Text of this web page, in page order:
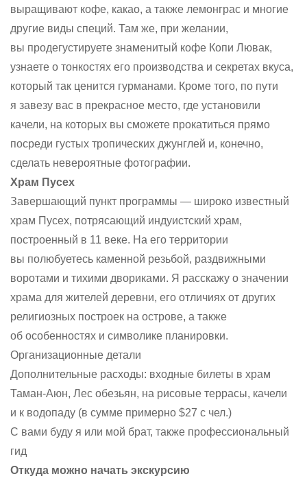
выращивают кофе, какао, а также лемонграс и многие
другие виды специй. Там же, при желании,
вы продегустируете знаменитый кофе Копи Лювак,
узнаете о тонкостях его производства и секретах вкуса,
который так ценится гурманами. Кроме того, по пути
я завезу вас в прекрасное место, где установили
качели, на которых вы сможете прокатиться прямо
посреди густых тропических джунглей и, конечно,
сделать невероятные фотографии.
Храм Пусех
Завершающий пункт программы — широко известный
храм Пусех, потрясающий индуистский храм,
построенный в 11 веке. На его территории
вы полюбуетесь каменной резьбой, раздвижными
воротами и тихими двориками. Я расскажу о значении
храма для жителей деревни, его отличиях от других
религиозных построек на острове, а также
об особенностях и символике планировки.
Организационные детали
Дополнительные расходы: входные билеты в храм
Таман-Аюн, Лес обезьян, на рисовые террасы, качели
и к водопаду (в сумме примерно $27 с чел.)
С вами буду я или мой брат, также профессиональный
гид
Откуда можно начать экскурсию